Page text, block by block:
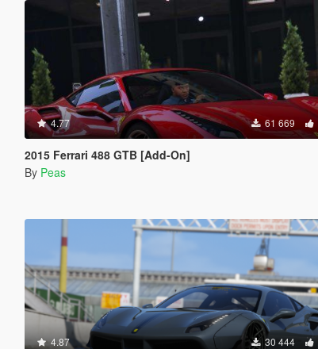
4.77 61 669
2015 Ferrari 488 GTB [Add-On]
By Peas
4.87 30 444